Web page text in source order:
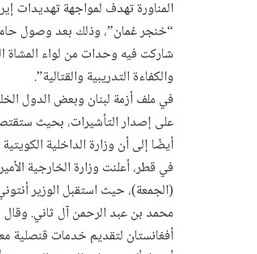
المناورة تهدف لمواجهة تهديدات
“خنجر عُمان”، وذلك بعد وصول
شاركت فيه وحدات من لواء المشاة
والكفاءة التدريبية والقتالية”.
في ملف أزمة لبنان وبعض الدول
على إصدار التأشيرات، بحيث
أيضًا إلى أن وزارة الداخلية
في قطر، أعلنت وزارة الخارجية
(الجمعة)، حيث استقبل الوزير
محمد بن عبد الرحمن آل ثاني.
أفغانستان لتقديم خدمات قنصلية